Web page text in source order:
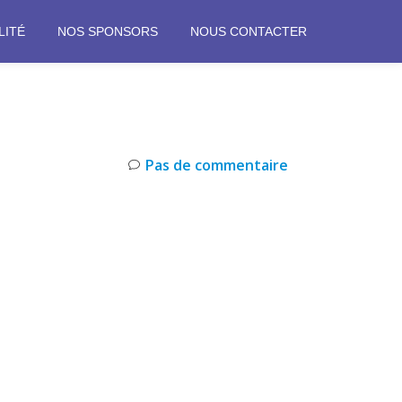
NOS SPONSORS NOUS CONTACTER
Pas de commentaire